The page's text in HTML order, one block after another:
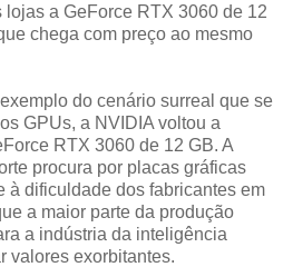
a GeForce RTX 3060 de 12
chega com preço ao mesmo
do cenário surreal que se
GPUs, a NVIDIA voltou a
RTX 3060 de 12 GB. A
procura por placas gráficas
à dificuldade dos fabricantes em
a maior parte da produção
a indústria da inteligência
valores exorbitantes.